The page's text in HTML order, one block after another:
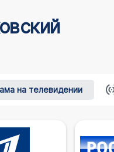
на телевидении